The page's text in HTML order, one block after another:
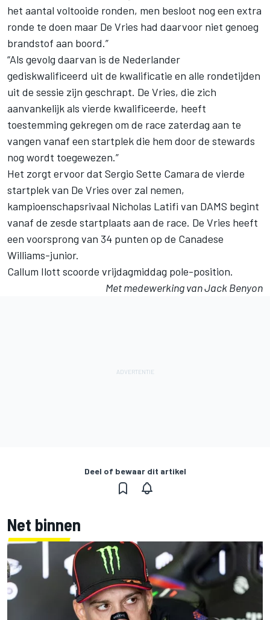
het aantal voltooide ronden, men besloot nog een extra
ronde te doen maar De Vries had daarvoor niet genoeg
brandstof aan boord.”
“Als gevolg daarvan is de Nederlander
gediskwalificeerd uit de kwalificatie en alle rondetijden
uit de sessie zijn geschrapt. De Vries, die zich
aanvankelijk als vierde kwalificeerde, heeft
toestemming gekregen om de race zaterdag aan te
vangen vanaf een startplek die hem door de stewards
nog wordt toegewezen.”
Het zorgt ervoor dat Sergio Sette Camara de vierde
startplek van De Vries over zal nemen,
kampioenschapsrivaal Nicholas Latifi van DAMS begint
vanaf de zesde startplaats aan de race. De Vries heeft
een voorsprong van 34 punten op de Canadese
Williams-junior.
Callum Ilott scoorde vrijdagmiddag pole-position.
Met medewerking van Jack Benyon
Deel of bewaar dit artikel
Net binnen